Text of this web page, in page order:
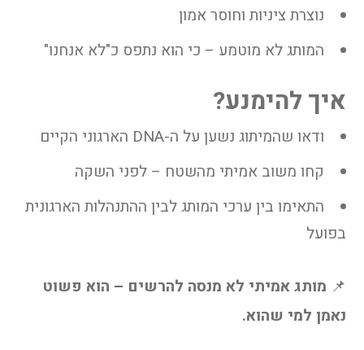
נוצרת ציניות וחוסר אמון
המותג לא מוטמע – כי הוא נתפס כ"לא אנחנו"
איך להימנע?
ודאו שהמיתוג נשען על ה-DNA הארגוני הקיים
קחו משוב אמיתי מהשטח – לפני השקה
התאימו בין ערכי המותג לבין ההתנהלות הארגונית
בפועל
📌 מותג אמיתי לא מנסה להרשים – הוא פשוט
נאמן למי שהוא.